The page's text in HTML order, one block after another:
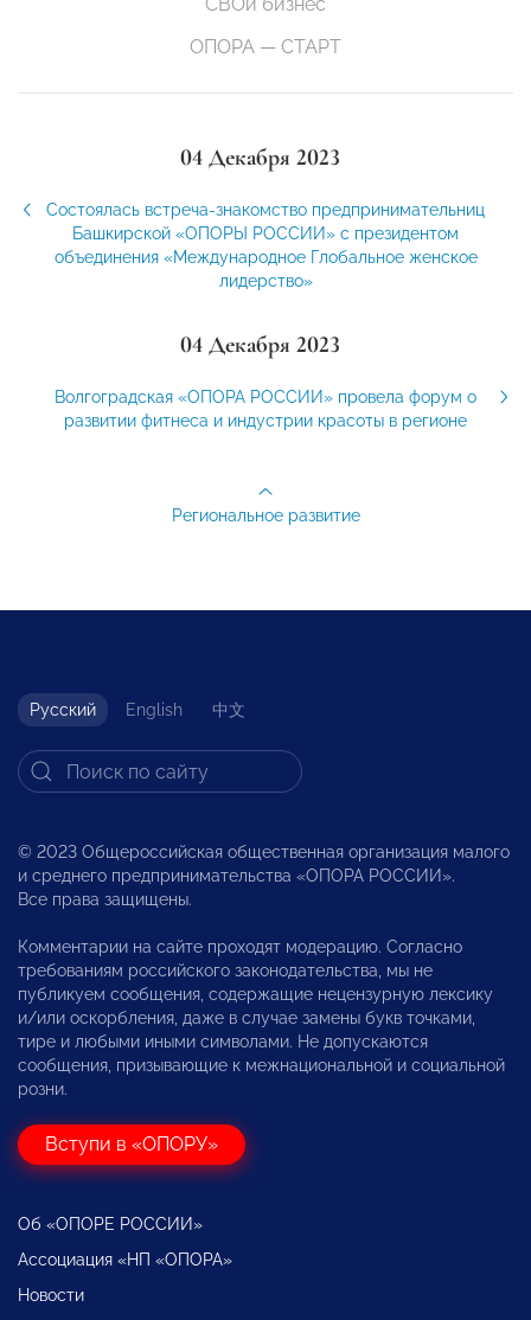
ОПОРА — СТАРТ
04 Декабря 2023
Состоялась встреча-знакомство предпринимательниц
Башкирской «ОПОРЫ РОССИИ» с президентом
объединения «Международное Глобальное женское
лидерство»
04 Декабря 2023
Волгоградская «ОПОРА РОССИИ» провела форум о
развитии фитнеса и индустрии красоты в регионе
Региональное развитие
Русский English 中文
© 2023 Общероссийская общественная организация малого
и среднего предпринимательства «ОПОРА РОССИИ».
Все права защищены.
Комментарии на сайте проходят модерацию. Согласно
требованиям российского законодательства, мы не
публикуем сообщения, содержащие нецензурную лексику
и/или оскорбления, даже в случае замены букв точками,
тире и любыми иными символами. Не допускаются
сообщения, призывающие к межнациональной и социальной
розни.
Вступи в «ОПОРУ»
Об «ОПОРЕ РОССИИ»
Ассоциация «НП «ОПОРА»
Новости